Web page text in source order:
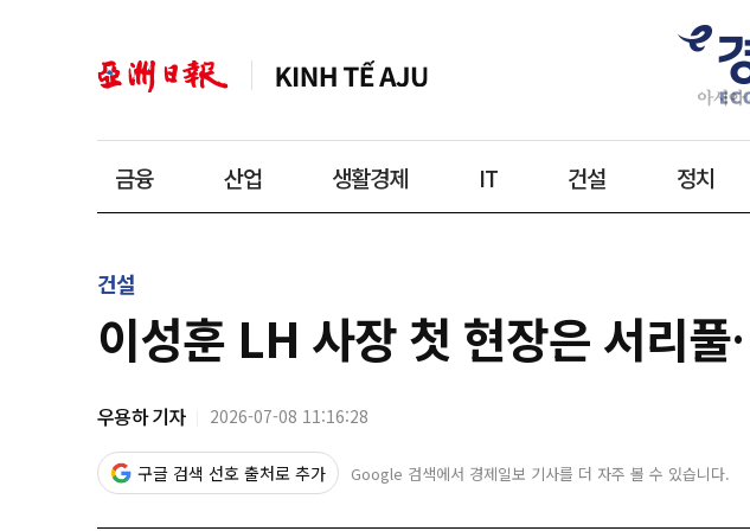
금융 산업 생활경제 IT 건설 정치
건설
이성훈 LH 사장 첫 현장은 서리
우용하 기자 2026-07-08 11:16:28
구글 검색 선호 출처로 추가 Google 검색에서 경제일보 기사를 더 자주 볼 수 있습니다.